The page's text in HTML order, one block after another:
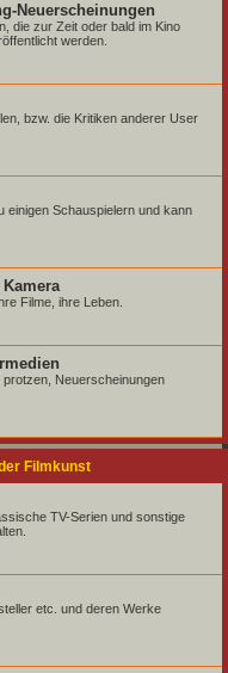
Neuerscheinungen
die zur Zeit oder bald im Kino
werden.
bzw. die Kritiken anderer User
einigen Schauspielern und kann
Filme, ihre Leben.
Neuerscheinungen
Filmkunst
TV-Serien und sonstige
etc. und deren Werke